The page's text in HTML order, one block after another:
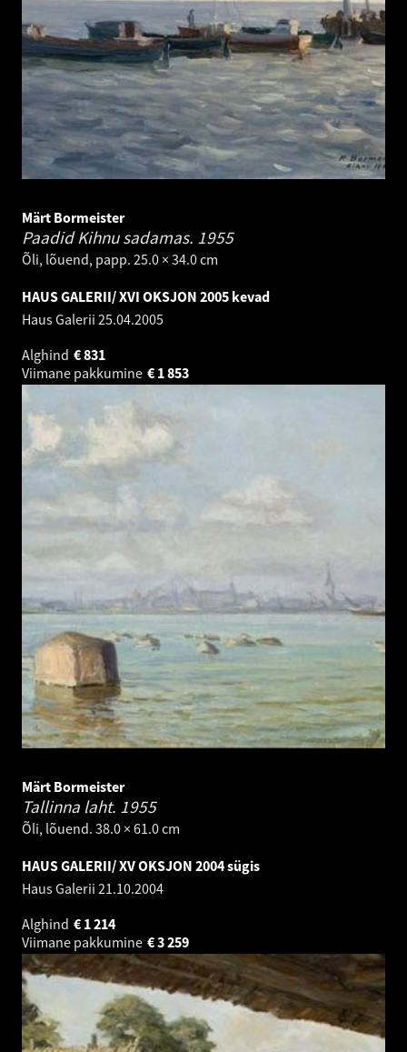
Märt Bormeister
Paadid Kihnu sadamas. 1955
Õli, lõuend, papp. 25.0 × 34.0 cm
HAUS GALERII/ XVI OKSJON 2005 kevad
Haus Galerii 25.04.2005
Alghind
831
€
Viimane pakkumine
1 853
€
Märt Bormeister
Tallinna laht. 1955
Õli, lõuend. 38.0 × 61.0 cm
HAUS GALERII/ XV OKSJON 2004 sügis
Haus Galerii 21.10.2004
Alghind
1 214
€
Viimane pakkumine
3 259
€